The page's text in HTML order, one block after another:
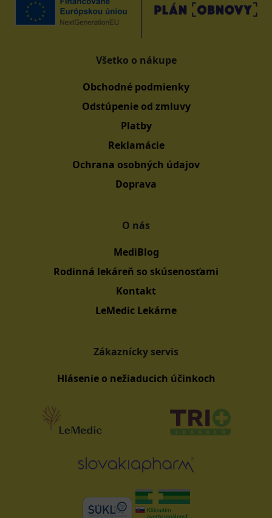
Všetko o nákupe
Obchodné podmienky
Odstúpenie od zmluvy
Platby
Reklamácie
Ochrana osobných údajov
Doprava
O nás
MediBlog
Rodinná lekáreň so skúsenosťami
Kontakt
LeMedic Lekárne
Zákaznícky servis
Hlásenie o nežiaducich účinkoch